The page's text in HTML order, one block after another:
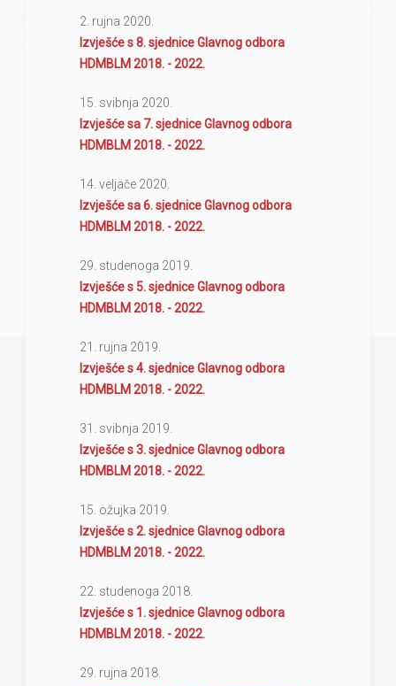
2. rujna 2020.
Izvješće s 8. sjednice Glavnog odbora
HDMBLM 2018. - 2022.
15. svibnja 2020.
Izvješće sa 7. sjednice Glavnog odbora
HDMBLM 2018. - 2022.
14. veljače 2020.
Izvješće sa 6. sjednice Glavnog odbora
HDMBLM 2018. - 2022.
29. studenoga 2019.
Izvješće s 5. sjednice Glavnog odbora
HDMBLM 2018. - 2022.
21. rujna 2019.
Izvješće s 4. sjednice Glavnog odbora
HDMBLM 2018. - 2022.
31. svibnja 2019.
Izvješće s 3. sjednice Glavnog odbora
HDMBLM 2018. - 2022.
15. ožujka 2019.
Izvješće s 2. sjednice Glavnog odbora
HDMBLM 2018. - 2022.
22. studenoga 2018.
Izvješće s 1. sjednice Glavnog odbora
HDMBLM 2018. - 2022.
29. rujna 2018.